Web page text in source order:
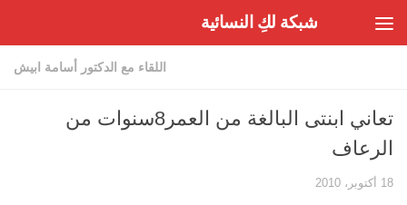
شبكة لكِ النسائية
اللقاء مع الدكتور أسامة ابيش
تعاني ابنتى البالغة من العمر8سنوات من
الرعاف
18 أكتوبر، 2010